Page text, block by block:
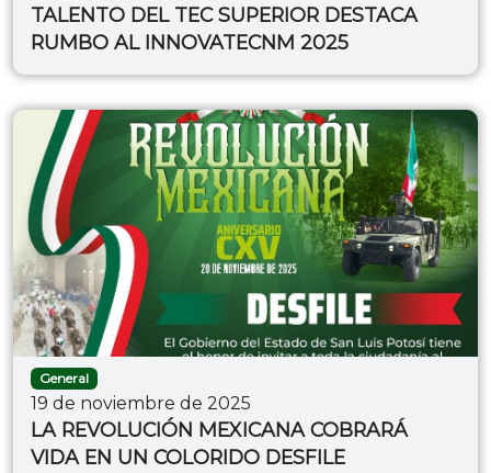
TALENTO DEL TEC SUPERIOR DESTACA
RUMBO AL INNOVATECNM 2025
General
19 de noviembre de 2025
LA REVOLUCIÓN MEXICANA COBRARÁ
VIDA EN UN COLORIDO DESFILE